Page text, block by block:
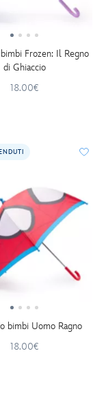
Frozen: Il Regno
di Ghiaccio
18.00€
bimbi Uomo Ragno
18.00€